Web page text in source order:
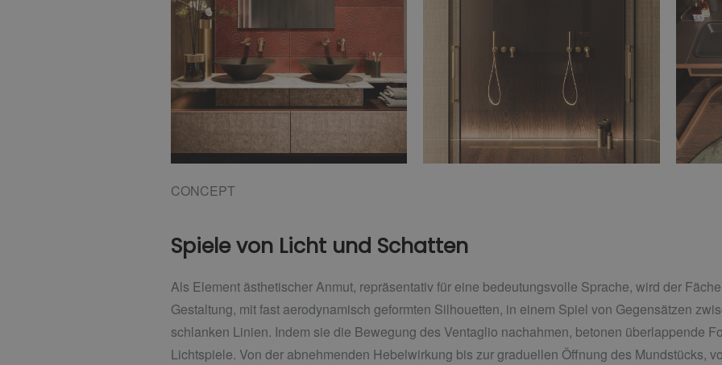
CONCEPT
Spiele von Licht und Schatten
Als Element ästhetischer Anmut, repräsentativ für eine bedeutungsvolle Sprache, wird der
Gestaltung, mit fast aerodynamisch geformten Silhouetten, in einem Spiel von Gegensätzen
schlanken Linien. Indem sie die Bewegung des Ventaglio nachahmen, betonen überlappende
Lichtspiele. Von der abnehmenden Hebelwirkung bis zur graduellen Öffnung des Mundstücks,